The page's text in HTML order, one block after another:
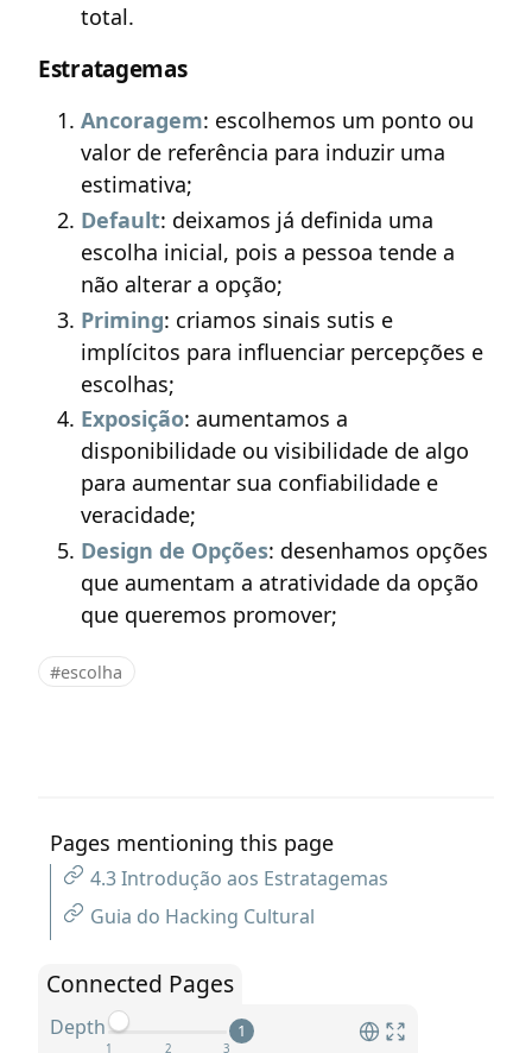
total.
Estratagemas
Ancoragem: escolhemos um ponto ou
valor de referência para induzir uma
estimativa;
Default: deixamos já definida uma
escolha inicial, pois a pessoa tende a
não alterar a opção;
Priming: criamos sinais sutis e
implícitos para influenciar percepções e
escolhas;
Exposição: aumentamos a
disponibilidade ou visibilidade de algo
para aumentar sua confiabilidade e
veracidade;
Design de Opções: desenhamos opções
que aumentam a atratividade da opção
que queremos promover;
#escolha
Connected Pages
Depth 1
Pages mentioning this page
4.3 Introdução aos Estratagemas
Guia do Hacking Cultural